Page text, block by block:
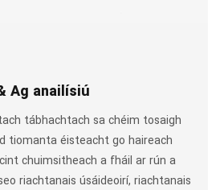
Ag anailísiú
tábhachtach sa chéim tosaigh
tiomanta éisteacht go haireach
chuimsitheach a fháil ar rún a
riachtanais úsáideoirí, riachtanais